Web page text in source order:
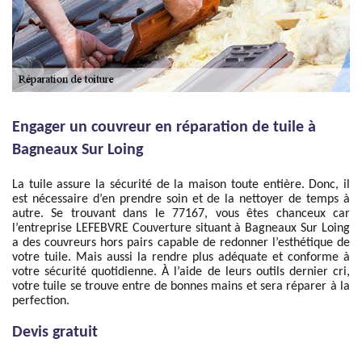
Engager un couvreur en réparation de tuile à
Bagneaux Sur Loing
La tuile assure la sécurité de la maison toute entière. Donc, il
est nécessaire d’en prendre soin et de la nettoyer de temps à
autre. Se trouvant dans le 77167, vous êtes chanceux car
l’entreprise LEFEBVRE Couverture situant à Bagneaux Sur Loing
a des couvreurs hors pairs capable de redonner l’esthétique de
votre tuile. Mais aussi la rendre plus adéquate et conforme à
votre sécurité quotidienne. À l’aide de leurs outils dernier cri,
votre tuile se trouve entre de bonnes mains et sera réparer à la
perfection.
Devis gratuit